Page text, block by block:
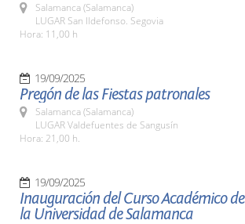
Salamanca (Salamanca)
LUGAR San Ildefonso. Segovia
Hora: 11,00 h
19/09/2025
Pregón de las Fiestas patronales
Salamanca (Salamanca)
LUGAR Valdefuentes de Sangusín
Hora: 21,00 h.
19/09/2025
Inauguración del Curso Académico de
la Universidad de Salamanca